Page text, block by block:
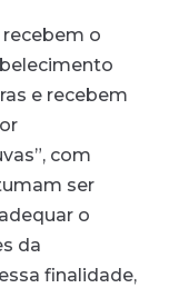
o
e recebem
com
ser
o
da
finalidade,